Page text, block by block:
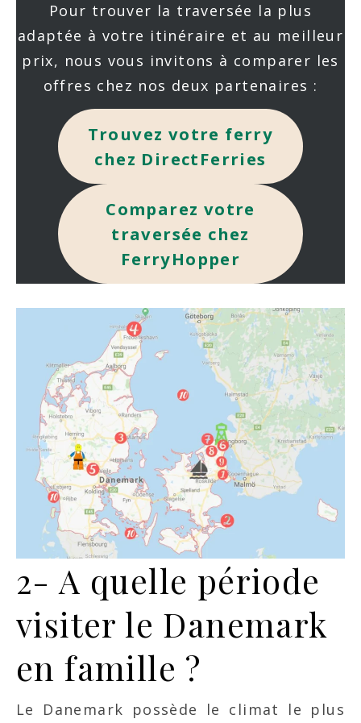
Pour trouver la traversée la plus
adaptée à votre itinéraire et au meilleur
prix, nous vous invitons à comparer les
offres chez nos deux partenaires :
Trouvez votre ferry
chez DirectFerries
Comparez votre
traversée chez
FerryHopper
2- A quelle période
visiter le Danemark
en famille ?
Le Danemark possède le climat le plus